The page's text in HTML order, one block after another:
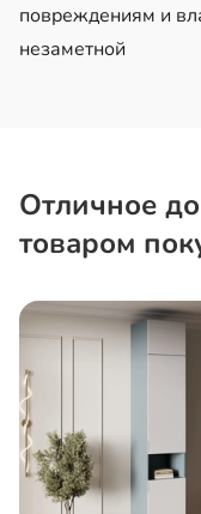
повреждениям и
незаметной
Отличное
товаром